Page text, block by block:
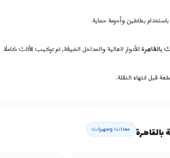
بطاطين وأحزمة حماية.
بالقاهرةللأدوار العالية والمداخل الضيقة، ثم تركيب الأثاث كاملًا.
قبل انتهاء النقلة.
معدات وتجهيزات